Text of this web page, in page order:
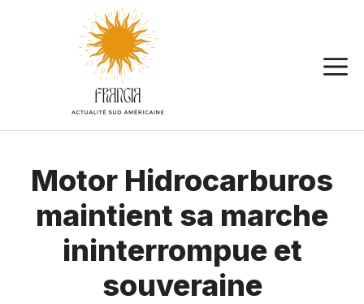
Motor Hidrocarburos
maintient sa marche
ininterrompue et
souveraine